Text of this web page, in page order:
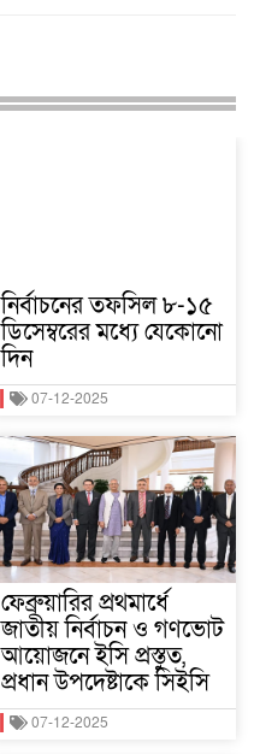
নির্বাচনের তফসিল ৮-১৫
ডিসেম্বরের মধ্যে যেকোনো
দিন
07-12-2025
ফেব্রুয়ারির প্রথমার্ধে
জাতীয় নির্বাচন ও গণভোট
আয়োজনে ইসি প্রস্তুত,
প্রধান উপদেষ্টাকে সিইসি
07-12-2025